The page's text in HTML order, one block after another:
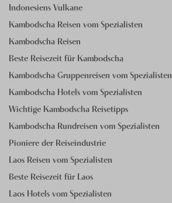
Indonesiens Vulkane
Kambodscha Reisen vom Spezialisten
Kambodscha Reisen
Beste Reisezeit für Kambodscha
Kambodscha Gruppenreisen vom Spezialisten
Kambodscha Hotels vom Spezialisten
Wichtige Kambodscha Reisetipps
Kambodscha Rundreisen vom Spezialisten
Pioniere der Reiseindustrie
Laos Reisen vom Spezialisten
Beste Reisezeit für Laos
Laos Hotels vom Spezialisten